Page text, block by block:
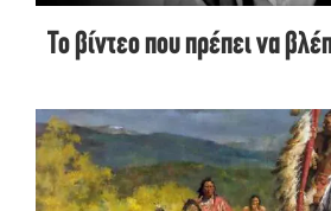
Το βίντεο που πρέπει να